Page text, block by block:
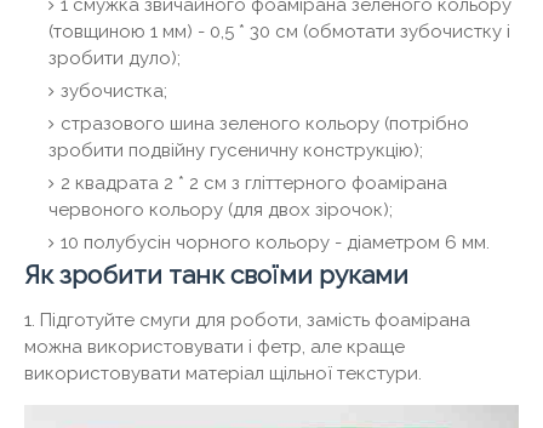
1 смужка звичайного фоамірана зеленого кольору
(товщиною 1 мм) - 0,5 * 30 см (обмотати зубочистку і
зробити дуло);
зубочистка;
стразового шина зеленого кольору (потрібно
зробити подвійну гусеничну конструкцію);
2 квадрата 2 * 2 см з гліттерного фоамірана
червоного кольору (для двох зірочок);
10 полубусін чорного кольору - діаметром 6 мм.
Як зробити танк своїми руками
1. Підготуйте смуги для роботи, замість фоамірана
можна використовувати і фетр, але краще
використовувати матеріал щільної текстури.